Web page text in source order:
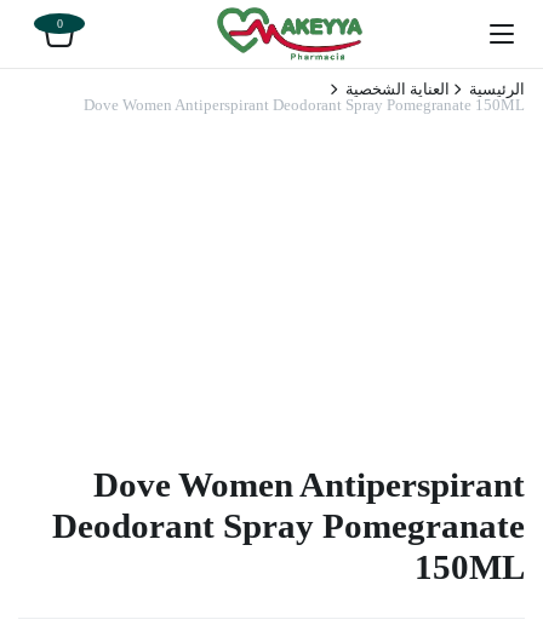
0
الرئيسية
العناية الشخصية
Dove Women Antiperspirant Deodorant Spray Pomegranate 150ML
Dove Women Antiperspirant
Deodorant Spray Pomegranate
150ML